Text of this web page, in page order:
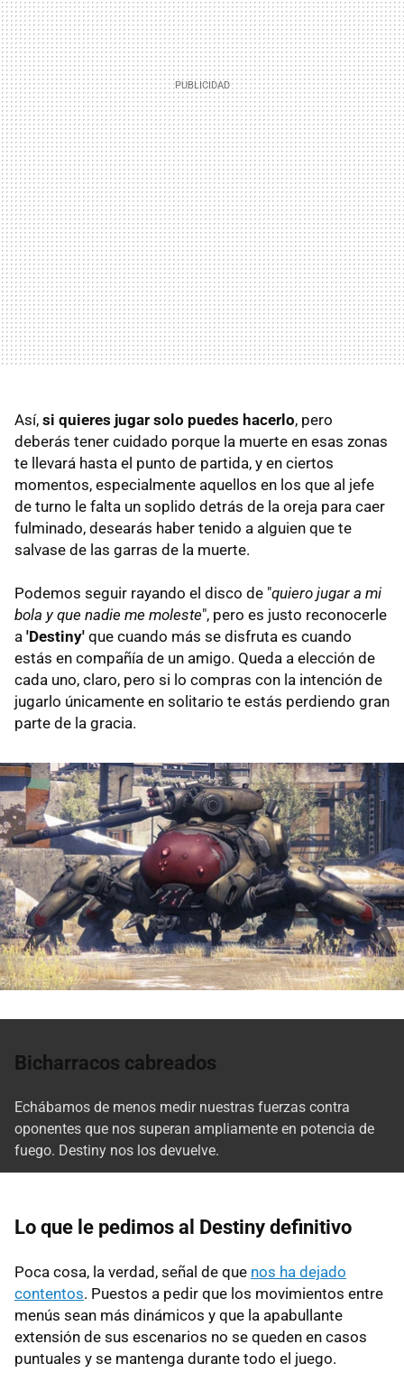
Así, si quieres jugar solo puedes hacerlo, pero
deberás tener cuidado porque la muerte en esas zonas
te llevará hasta el punto de partida, y en ciertos
momentos, especialmente aquellos en los que al jefe
de turno le falta un soplido detrás de la oreja para caer
fulminado, desearás haber tenido a alguien que te
salvase de las garras de la muerte.
Podemos seguir rayando el disco de "quiero jugar a mi
bola y que nadie me moleste", pero es justo reconocerle
a 'Destiny' que cuando más se disfruta es cuando
estás en compañía de un amigo. Queda a elección de
cada uno, claro, pero si lo compras con la intención de
jugarlo únicamente en solitario te estás perdiendo gran
parte de la gracia.
Bicharracos cabreados
Echábamos de menos medir nuestras fuerzas contra
oponentes que nos superan ampliamente en potencia de
fuego. Destiny nos los devuelve.
Lo que le pedimos al Destiny definitivo
Poca cosa, la verdad, señal de que nos ha dejado
contentos. Puestos a pedir que los movimientos entre
menús sean más dinámicos y que la apabullante
extensión de sus escenarios no se queden en casos
puntuales y se mantenga durante todo el juego.